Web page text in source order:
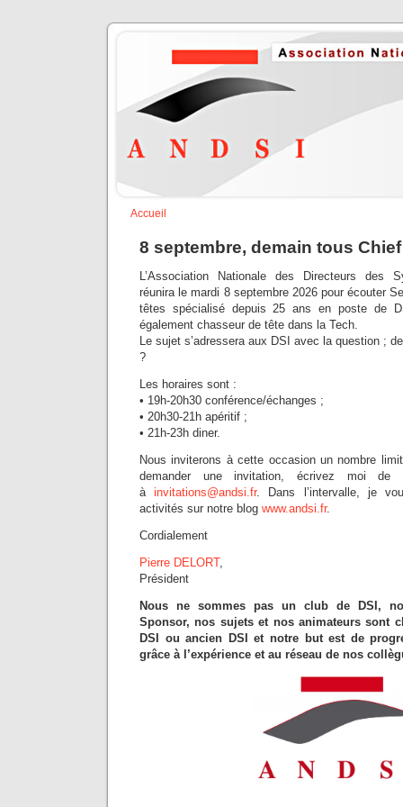
Accueil
8 septembre, demain tous
L’Association Nationale des Directeurs des
réunira le mardi 8 septembre 2026 pour écouter
têtes spécialisé depuis 25 ans en poste de
également chasseur de tête dans la Tech.
Le sujet s’adressera aux DSI avec la question ;
?
Les horaires sont :
• 19h-20h30 conférence/échanges ;
• 20h30-21h apéritif ;
• 21h-23h diner.
Nous inviterons à cette occasion un nombre
demander une invitation, écrivez moi de
àinvitations@andsi.fr. Dans l’intervalle, je
activités sur notre blog www.andsi.fr.
Cordialement
Pierre DELORT,
Président
Nous ne sommes pas un club de DSI,
Sponsor, nos sujets et nos animateurs sont
DSI ou ancien DSI et notre but est de
grâce à l’expérience et au réseau de nos